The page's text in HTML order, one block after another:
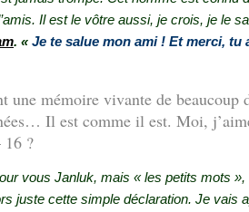
Il est le vôtre aussi, je crois, je le
. « Je te salue mon ami ! Et merci, tu
une mémoire vivante de beaucoup
Il est comme il est. Moi,
16 ?
vous Janluk, mais « les petits mots »,
juste cette simple déclaration. Je vais